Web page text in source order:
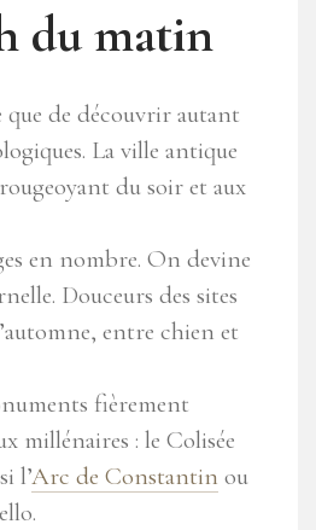
du matin
que de découvrir autant
La ville antique
du soir et aux
en nombre. On devine
Douceurs des sites
entre chien et
fièrement
millénaires : le Colisée
l’Arc de Constantin ou